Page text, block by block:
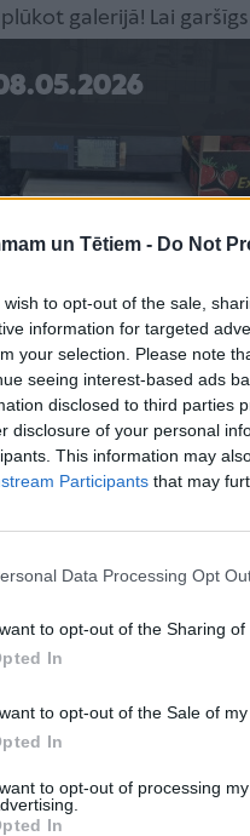
un Tētiem - Do Not
wish to opt-out of the sale,
information for targeted
your selection. Please note
seeing interest-based ads
disclosed to third parties
disclosure of your personal
This information may
Participants that may
Data Processing Opt
to opt-out of the Sharing of
In
to opt-out of the Sale of my
In
to opt-out of processing
In
galerijā! Lai